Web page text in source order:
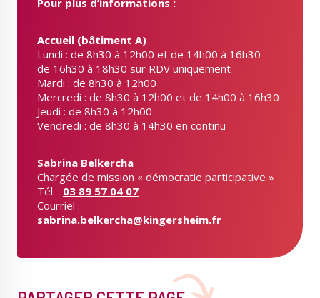
Accueil (bâtiment A)
Lundi : de 8h30 à 12h00 et de 14h00 à 16h30 –
de 16h30 à 18h30 sur RDV uniquement
Mardi : de 8h30 à 12h00
Mercredi : de 8h30 à 12h00 et de 14h00 à 16h30
Jeudi : de 8h30 à 12h00
Vendredi : de 8h30 à 14h30 en continu
Sabrina Belkercha
Chargée de mission « démocratie participative »
Tél. : 03 89 57 04 07
Courriel :
sabrina.belkercha@kingersheim.fr